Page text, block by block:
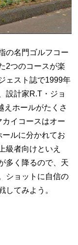
の名門ゴルフコー
2つのコースが楽
ェスト誌で1999年
設計家R.T・ジョ
えホールがたくさ
イコースはオー
ルに分かれてお
級者向けといえ
多く降るので、天
ショットに自信の
してみよう。